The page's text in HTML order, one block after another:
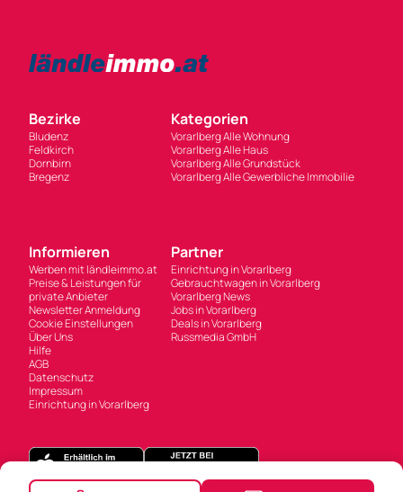
Bezirke
Bludenz
Feldkirch
Dornbirn
Bregenz
Kategorien
Vorarlberg Alle Wohnung
Vorarlberg Alle Haus
Vorarlberg Alle Grundstück
Vorarlberg Alle Gewerbliche Immobilie
Informieren
Werben mit ländleimmo.at
Preise & Leistungen für
private Anbieter
Newsletter Anmeldung
Cookie Einstellungen
Über Uns
Hilfe
AGB
Datenschutz
Impressum
Einrichtung in Vorarlberg
Partner
Einrichtung in Vorarlberg
Gebrauchtwagen in Vorarlberg
Vorarlberg News
Jobs in Vorarlberg
Deals in Vorarlberg
Russmedia GmbH